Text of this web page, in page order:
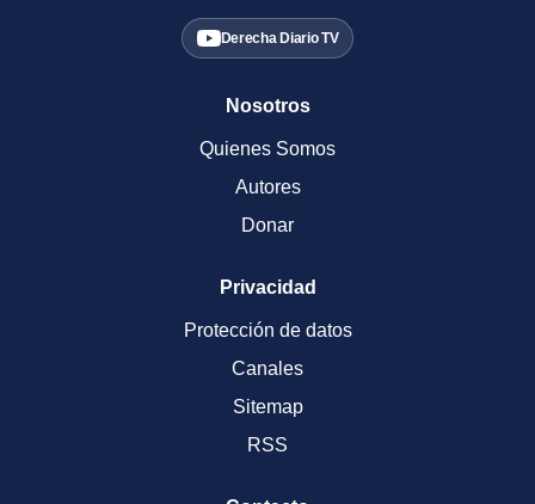
Derecha Diario TV
Nosotros
Quienes Somos
Autores
Donar
Privacidad
Protección de datos
Canales
Sitemap
RSS